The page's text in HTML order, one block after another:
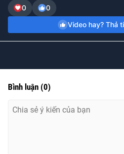
0
0
Video hay? Thả
Bình luận (0)